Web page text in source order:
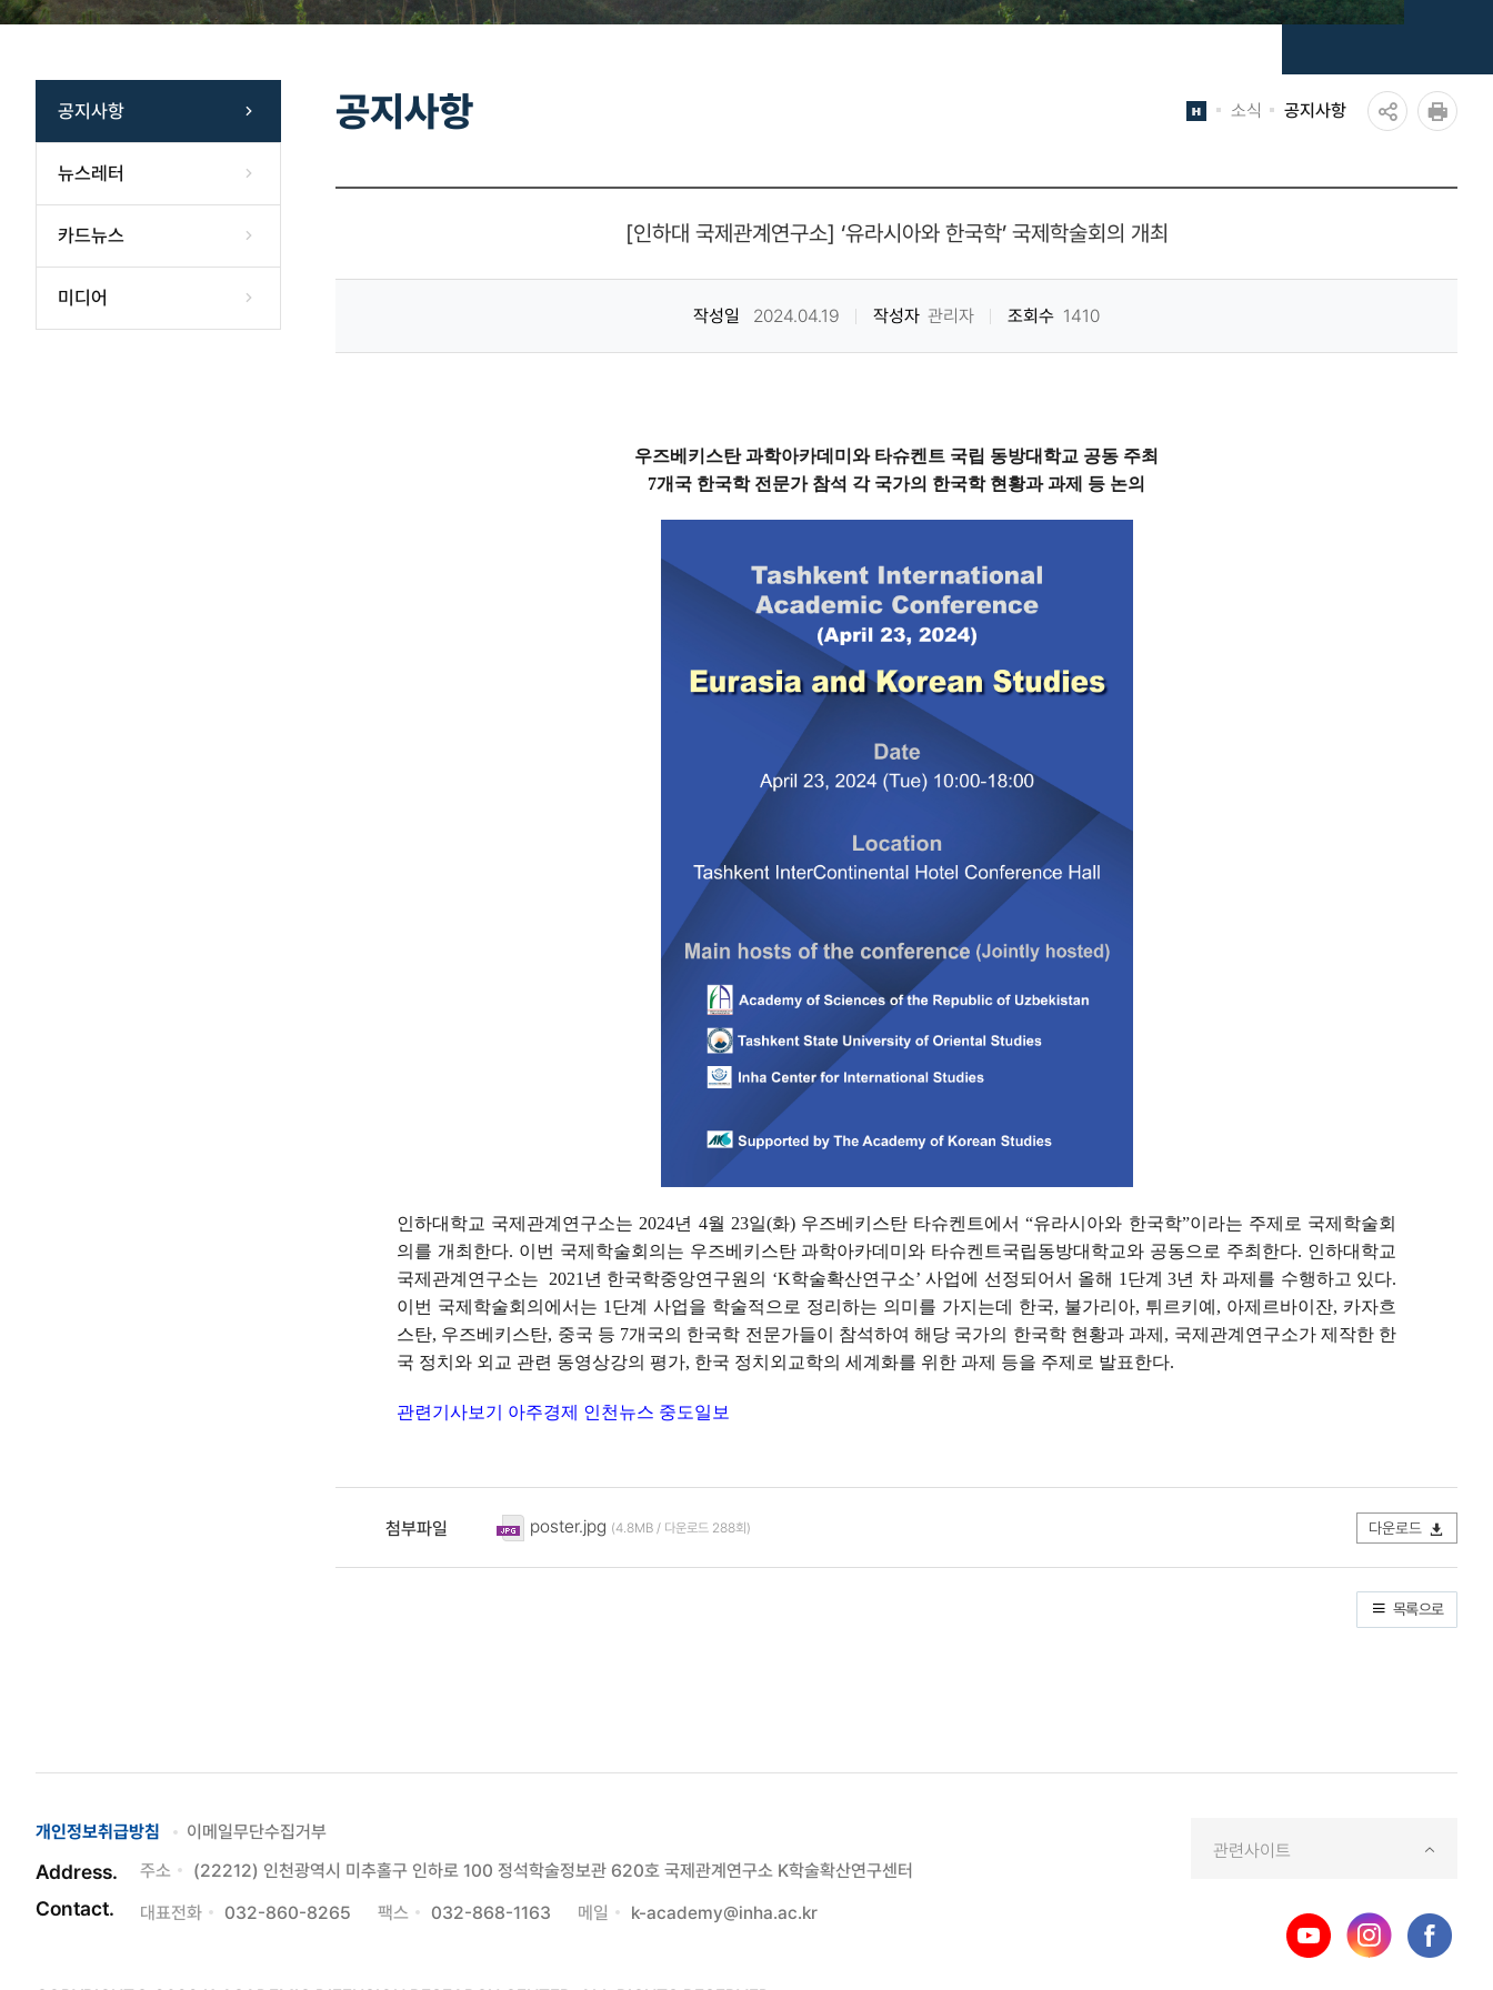
공지사항
뉴스레터
카드뉴스
미디어
공지사항 소식 공지사항
유
[인하대 국제관계연구소] ‘유라시아와 한국학’ 국제학술회의 개최
작성일 2024.04.19 작성자 관리자 조회수 1410
우즈베키스탄 과학아카데미와 타슈켄트 국립 동방대학교 공동 주최
7개국 한국학 전문가 참석 각 국가의 한국학 현황과 과제 등 논의
인하대학교 국제관계연구소는 2024년 4월 23일(화) 우즈베키스탄 타슈켄트에서“유라시아와 한국학”이라는 주제로 국제학술회
의를 개최한다. 이번 국제학술회의는 우즈베키스탄 과학아카데미와 타슈켄트국립동방대학교와 공동으로 주최한다. 인하대학교
국제관계연구소는 2021 년 한국학중앙연구원의 ‘K학술확산연구소’사업에 선정되어서 올해 1 단계3년 차 과제를 수행하고 있다.
이번 국제학술회의에서는 1 단계 사업을 학술적으로 정리하는 의미를 가지는데 한국, 불가리아, 튀르키예 , 아제르바이잔, 카자흐
스탄, 우즈베키스탄, 중국 등 7개국의 한국학 전문가들이 참석하여 해당 국가의 한국학 현황과 과제 , 국제관계연구소가 제작한 한
국 정치와 외교 관련 동영상강의 평가, 한국 정치외교학의 세계화를 위한 과제 등을 주제로 발표한다.
관련기사보기 아주경제 인천뉴스 중도일보
첨부파일 poster.jpg (4.8MB / 다운로드 288회) 다운로드
목록으로
개인정보취급방침 이메일무단수집거부
Address. 주소 (22212) 인천광역시 미추홀구 인하로 100 정석학술정보관 620호 국제관계연구소 K학술확산연구센터
Contact. 대표전화 032-860-8265 팩스 032-868-1163 메일 k-academy@inha.ac.kr
관련사이트